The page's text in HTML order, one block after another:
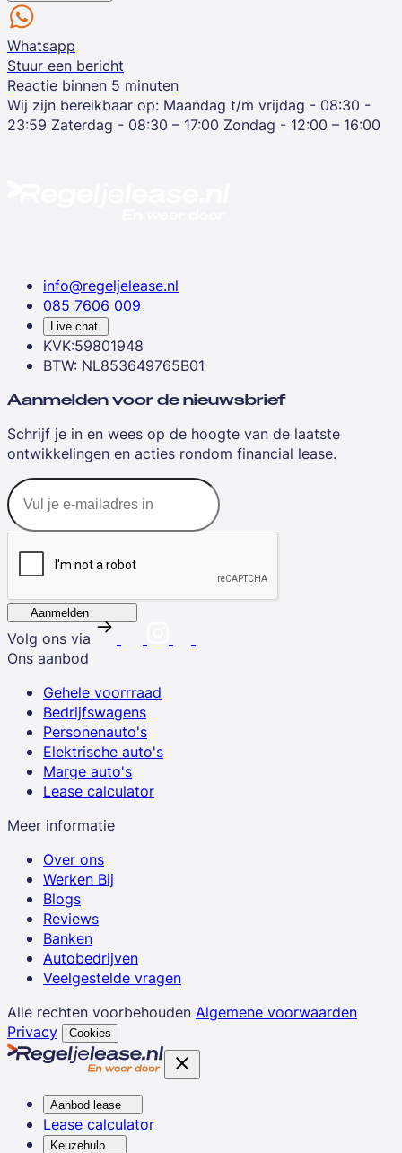
Whatsapp
Stuur een bericht
Reactie binnen 5 minuten
Wij zijn bereikbaar op: Maandag t/m vrijdag - 08:30 -
23:59 Zaterdag - 08:30 – 17:00 Zondag - 12:00 – 16:00
info@regeljelease.nl
085 7606 009
Live chat
KVK:59801948
BTW: NL853649765B01
Aanmelden voor de nieuwsbrief
Schrijf je in en wees op de hoogte van de laatste
ontwikkelingen en acties rondom financial lease.
Aanmelden
Volg ons via
Ons aanbod
Gehele voorrraad
Bedrijfswagens
Personenauto's
Elektrische auto's
Marge auto's
Lease calculator
Meer informatie
Over ons
Werken Bij
Blogs
Reviews
Banken
Autobedrijven
Veelgestelde vragen
Alle rechten voorbehouden Algemene voorwaarden
Privacy
Cookies
Aanbod lease
Lease calculator
Keuzehulp